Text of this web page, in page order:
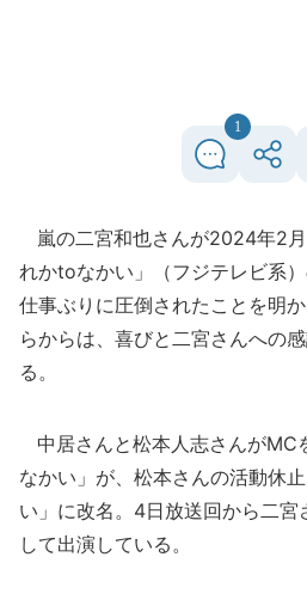
1
嵐の二宮和也さんが2024年2
れかtoなかい」（フジテレビ系
仕事ぶりに圧倒されたことを明
らからは、喜びと二宮さんへの
る。
中居さんと松本人志さんがMC
なかい」が、松本さんの活動休
い」に改名。4日放送回から二宮
して出演している。